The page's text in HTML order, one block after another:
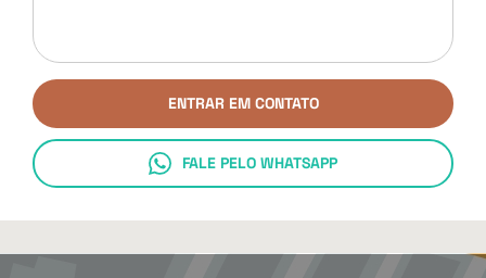
ENTRAR EM CONTATO
FALE PELO WHATSAPP